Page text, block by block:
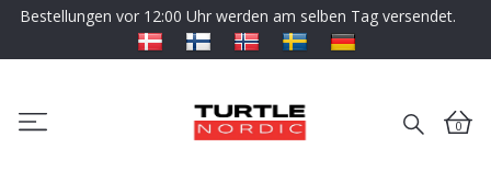
Bestellungen vor 12:00 Uhr werden am selben Tag versendet.
0